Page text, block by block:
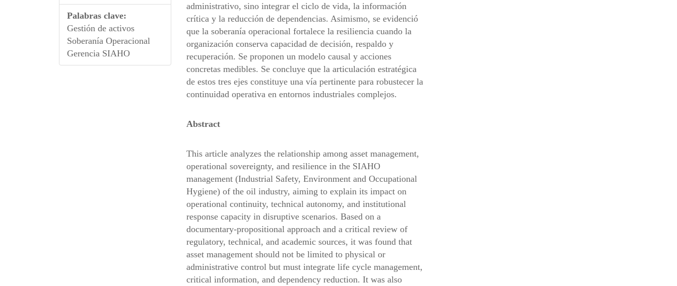
Palabras clave:
Gestión de activos
Soberanía Operacional
Gerencia SIAHO
administrativo, sino integrar el ciclo de vida, la información
crítica y la reducción de dependencias. Asimismo, se evidenció
que la soberanía operacional fortalece la resiliencia cuando la
organización conserva capacidad de decisión, respaldo y
recuperación. Se proponen un modelo causal y acciones
concretas medibles. Se concluye que la articulación estratégica
de estos tres ejes constituye una vía pertinente para robustecer la
continuidad operativa en entornos industriales complejos.
Abstract
This article analyzes the relationship among asset management,
operational sovereignty, and resilience in the SIAHO
management (Industrial Safety, Environment and Occupational
Hygiene) of the oil industry, aiming to explain its impact on
operational continuity, technical autonomy, and institutional
response capacity in disruptive scenarios. Based on a
documentary-propositional approach and a critical review of
regulatory, technical, and academic sources, it was found that
asset management should not be limited to physical or
administrative control but must integrate life cycle management,
critical information, and dependency reduction. It was also